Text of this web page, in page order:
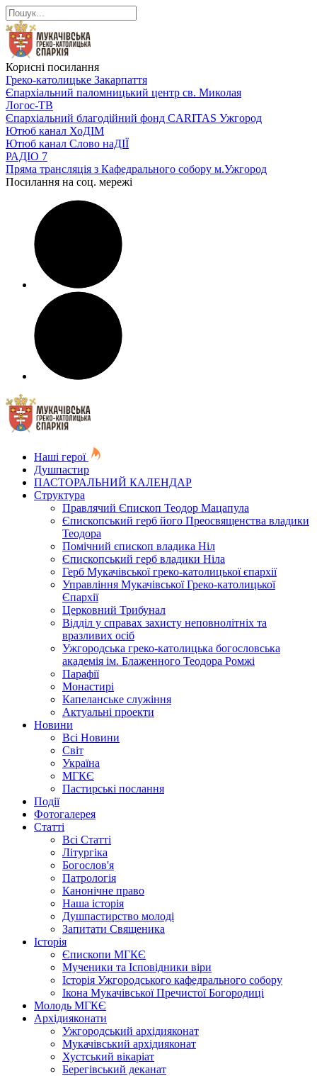
Корисні посилання
Греко-католицьке Закарпаття
Єпархіальний паломницький центр св. Миколая
Логос-ТВ
Єпархіальний благодійний фонд CARITAS Ужгород
Ютюб канал ХоДІМ
Ютюб канал Слово наДІЇ
РАДІО 7
Пряма трансляція з Кафедрального собору м.Ужгород
Посилання на соц. мережі
Наші герої
Душпастир
ПАСТОРАЛЬНИЙ КАЛЕНДАР
Структура
Правлячий Єпископ Теодор Мацапула
Єпископський герб його Преосвященства владики
Теодора
Помічний єпископ владика Ніл
Єпископський герб владики Ніла
Герб Мукачівської греко-католицької єпархії
Управління Мукачівської Греко-католицької
Єпархії
Церковний Трибунал
Відділ у справах захисту неповнолітніх та
вразливих осіб
Ужгородська греко-католицька богословська
академія ім. Блаженного Теодора Ромжі
Парафії
Монастирі
Капеланське служіння
Актуальні проекти
Новини
Всі Новини
Світ
Україна
МГКЄ
Пастирські послання
Події
Фотогалерея
Статті
Всі Статті
Літургіка
Богослов'я
Патрологія
Канонічне право
Наша історія
Душпастирство молоді
Запитати Священика
Історія
Єпископи МГКЄ
Мученики та Ісповідники віри
Історія Ужгородського кафедрального собору
Ікона Мукачівської Пречистої Богородиці
Молодь МГКЄ
Архідияконати
Ужгородський архідияконат
Мукачівський архідияконат
Хустський вікаріат
Берегівський деканат